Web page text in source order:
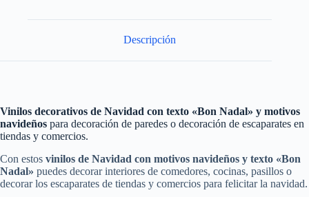
Descripción
Vinilos decorativos de Navidad con texto «Bon Nadal» y motivos
navideños para decoración de paredes o decoración de escaparates en
tiendas y comercios.
Con estos vinilos de Navidad con motivos navideños y texto «Bon
Nadal» puedes decorar interiores de comedores, cocinas, pasillos o
decorar los escaparates de tiendas y comercios para felicitar la navidad.